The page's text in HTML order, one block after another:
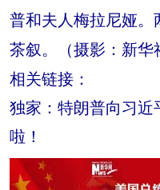
普和夫人梅拉尼娅。
茶叙。（摄影：新华
相关链接：
独家：特朗普向习
啦！